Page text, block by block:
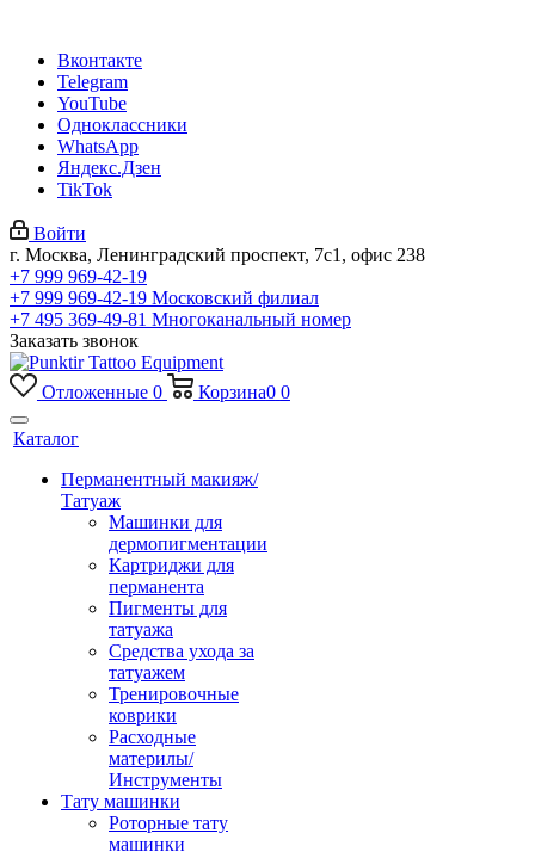
Вконтакте
Telegram
YouTube
Одноклассники
WhatsApp
Яндекс.Дзен
TikTok
Войти
г. Москва, Ленинградский проспект, 7с1, офис 238
+7 999 969-42-19
+7 999 969-42-19 Московский филиал
+7 495 369-49-81 Многоканальный номер
Заказать звонок
Отложенные 0 Корзина0 0
Каталог
Перманентный макияж/
Татуаж
Машинки для
дермопигментации
Картриджи для
перманента
Пигменты для
татуажа
Средства ухода за
татуажем
Тренировочные
коврики
Расходные
материлы/
Инструменты
Тату машинки
Роторные тату
машинки